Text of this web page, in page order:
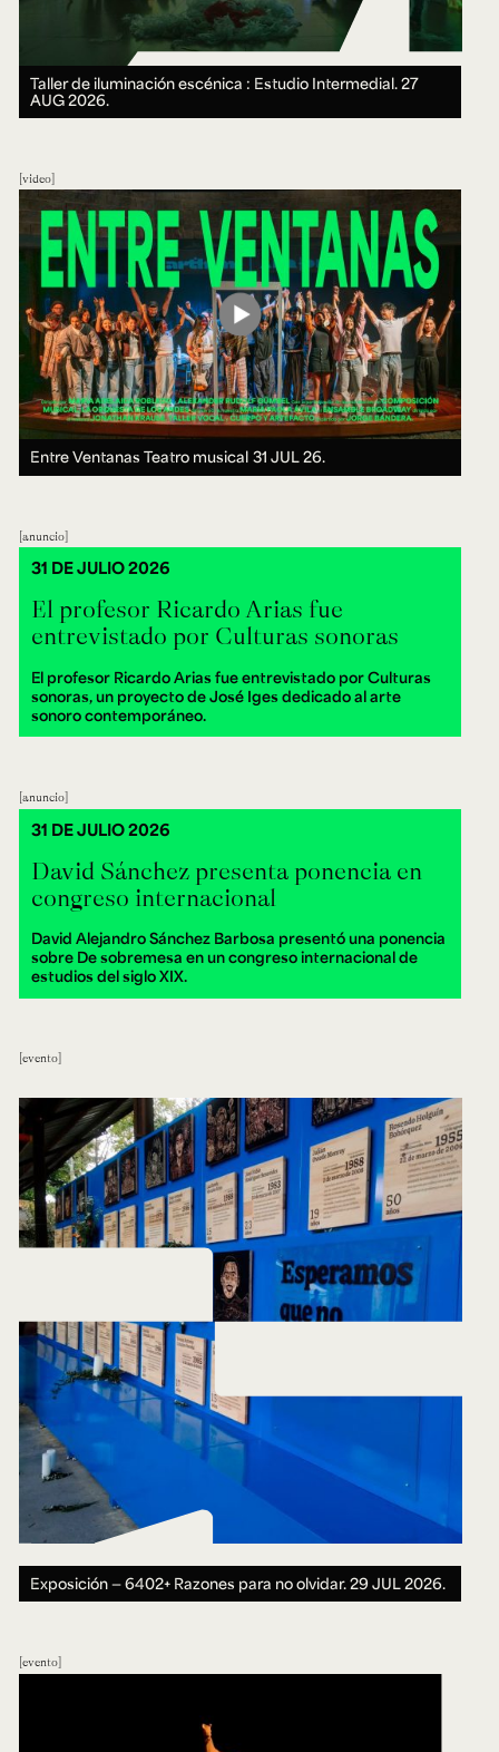
Taller de iluminación escénica : Estudio Intermedial.27
AUG 2026.
video
Entre Ventanas Teatro musical 31 JUL 26.
anuncio
El profesor Ricardo Arias fue
entrevistado por Culturas sonoras
El profesor Ricardo Arias fue entrevistado por Culturas
sonoras, un proyecto de José Iges dedicado al arte
sonoro contemporáneo.
31 DE JULIO 2026
anuncio
David Sánchez presenta ponencia en
congreso internacional
David Alejandro Sánchez Barbosa presentó una ponencia
sobre De sobremesa en un congreso internacional de
estudios del siglo XIX.
31 DE JULIO 2026
evento
Exposición — 6402+ Razones para no olvidar.29 JUL 2026.
evento